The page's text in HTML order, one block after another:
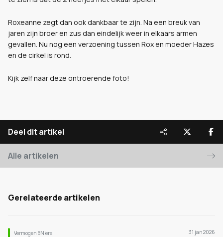
Roxeanne zegt dan ook dankbaar te zijn. Na een breuk van
jaren zijn broer en zus dan eindelijk weer in elkaars armen
gevallen. Nu nog een verzoening tussen Rox en moeder Hazes
en de cirkel is rond.
Kijk zelf naar deze ontroerende foto!
Deel dit artikel
Alle artikelen
Gerelateerde artikelen
Vermogen BN’ers 31 jan 2026